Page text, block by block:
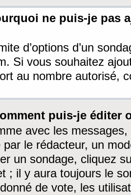
ne puis-je pas
d’options d’un
Si vous souhaitez
au nombre autorisé,
puis-je éditer
avec les
par le rédacteur, un
un sondage, cliquez
; il y aura toujours le
donné de vote, les